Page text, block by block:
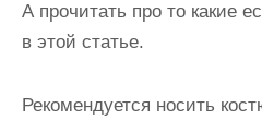
А прочитать про то какие
в этой статье.
Рекомендуется носить